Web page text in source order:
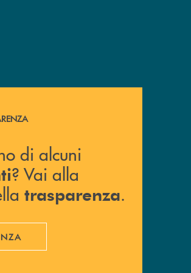
documenti ? Vai alla pagina della
di alcuni
? Vai alla
trasparenza.